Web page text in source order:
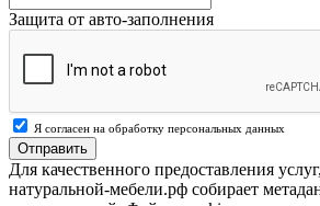
Защита от авто-заполнения
Я согласен на обработку персональных данных
Отправить
Для качественного предоставления
натуральной-мебели.рф собирает